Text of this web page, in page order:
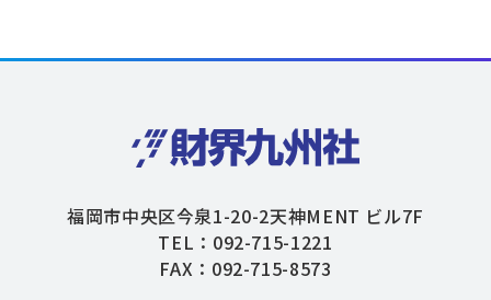
福岡市中央区今泉1-20-2天神MENT ビル7F
TEL：092-715-1221
FAX：092-715-8573